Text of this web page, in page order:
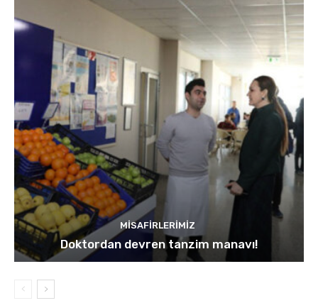
MISAFIRLERIMIZ
Doktordan devren tanzim manavı!